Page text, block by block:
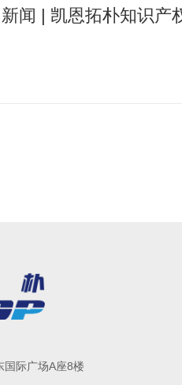
闻 | 凯恩拓朴知识产
国际广场A座8楼